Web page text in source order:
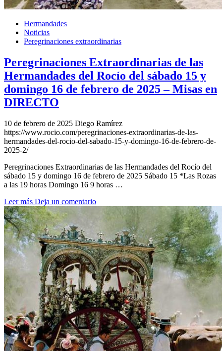
Hermandades
Noticias
Peregrinaciones extraordinarias
Peregrinaciones Extraordinarias de las
Hermandades del Rocío del sábado 15 y
domingo 16 de febrero de 2025 – Misas en
DIRECTO
10 de febrero de 2025 Diego Ramírez
https://www.rocio.com/peregrinaciones-extraordinarias-de-las-
hermandades-del-rocio-del-sabado-15-y-domingo-16-de-febrero-de-
2025-2/
Peregrinaciones Extraordinarias de las Hermandades del Rocío del
sábado 15 y domingo 16 de febrero de 2025 Sábado 15 *Las Rozas
a las 19 horas Domingo 16 9 horas …
Leer más Deja un comentario